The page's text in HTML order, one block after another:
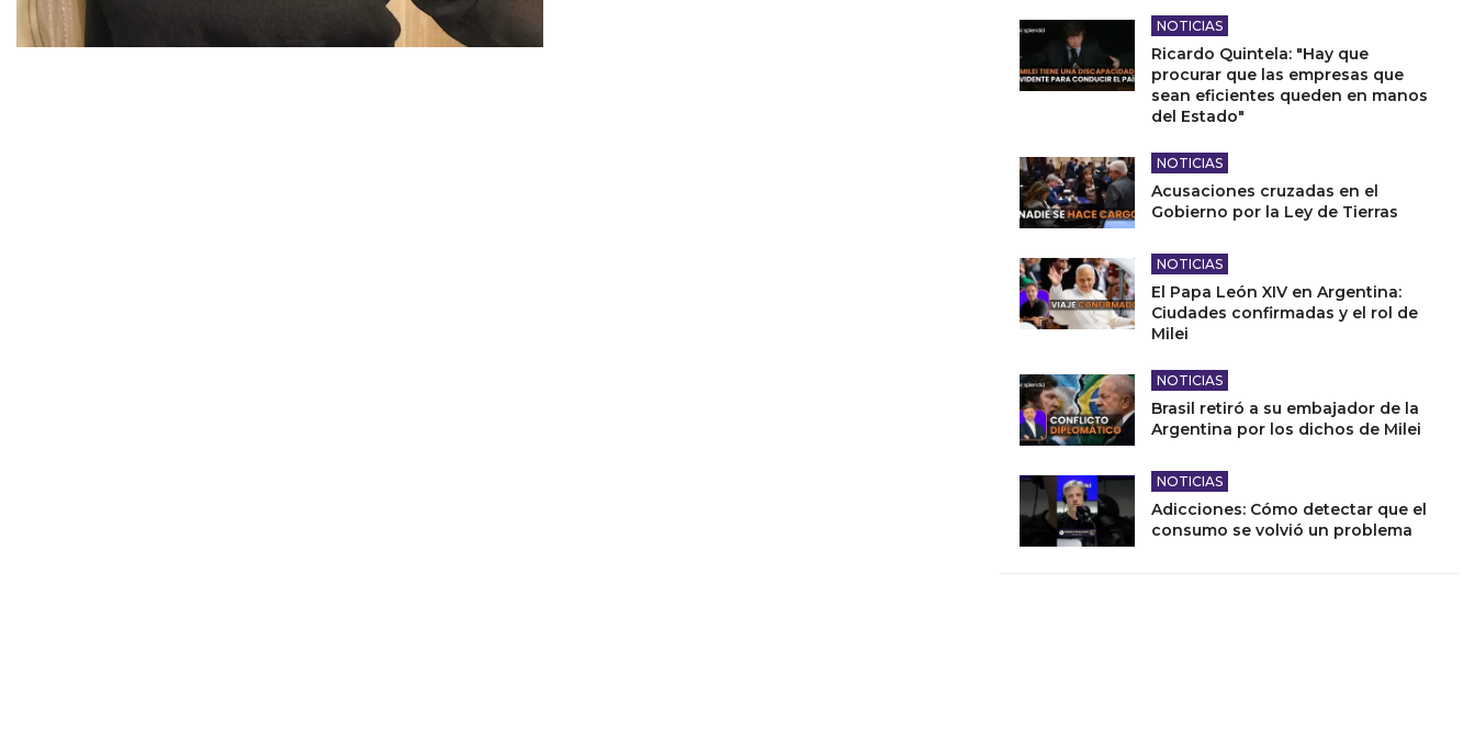
NOTICIAS
Ricardo Quintela: "Hay que
procurar que las empresas que
sean eficientes queden en manos
del Estado"
NOTICIAS
Acusaciones cruzadas en el
Gobierno por la Ley de Tierras
NOTICIAS
El Papa León XIV en Argentina:
Ciudades confirmadas y el rol de
Milei
NOTICIAS
Brasil retiró a su embajador de la
Argentina por los dichos de Milei
NOTICIAS
Adicciones: Cómo detectar que el
consumo se volvió un problema